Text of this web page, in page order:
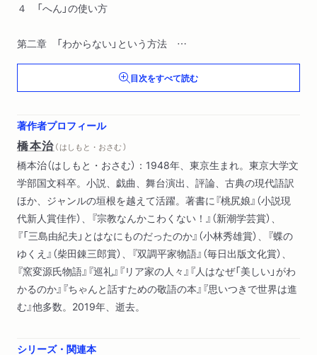
４ 「へん」の使い方
第二章 「わからない」という方法
１ 私はなぜ「セーターの本」を書いたのか
２ 「わかる」とはいかなることか
３ ハイテクとは錯覚である
第三章 なんにも知らないバカはこんなことをする
１ 基本を知らない困った作家
２ 天を行く方法──「エコール・ド・パリ」をドラマにする
３ 地を這う方法──桃尻語訳枕草子
第四章 知性する身体
１ この役に立たない本のあとがき
２ 知性する身体
解説 やっぱ、これでいいんじゃん 武田砂鉄
目次をすべて読む
著作者プロフィール
橋本治（ はしもと・おさむ ）
橋本治（はしもと・おさむ）：1948年、東京生まれ。東京大学文
学部国文科卒。小説、戯曲、舞台演出、評論、古典の現代語訳
ほか、ジャンルの垣根を越えて活躍。著書に『桃尻娘』（小説現
代新人賞佳作）、『宗教なんかこわくない！』（新潮学芸賞）、
『「三島由紀夫」とはなにものだったのか』（小林秀雄賞）、『蝶の
ゆくえ』（柴田錬三郎賞）、『双調平家物語』（毎日出版文化賞）、
『窯変源氏物語』『巡礼』『リア家の人々』『人はなぜ「美しい」がわ
かるのか』『ちゃんと話すための敬語の本』『思いつきで世界は進
む』他多数。2019年、逝去。
シリーズ・関連本